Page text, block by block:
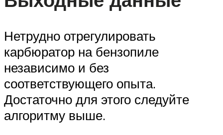
Нетрудно отрегулировать
карбюратор на бензопиле
независимо и без
соответствующего опыта.
Достаточно для этого следуйте
алгоритму выше.